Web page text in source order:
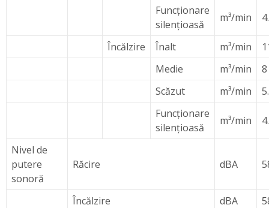
Funcţionare
silenţioasă
m³/min
Încălzire Înalt m³/min
Medie
m³/min
8
Scăzut
m³/min
Funcţionare
silenţioasă
m³/min
Nivel de
putere
sonoră
Răcire dBA
Încălzire dBA